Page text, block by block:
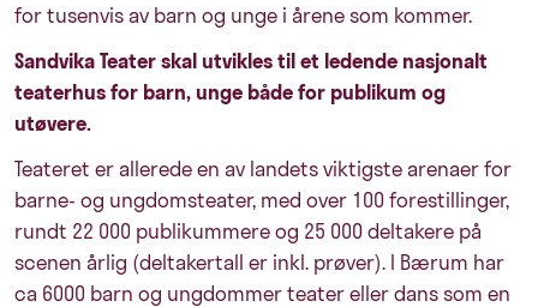
for tusenvis av barn og unge i årene som kommer.
Sandvika Teater skal utvikles til et ledende nasjonalt
teaterhus for barn, unge både for publikum og
utøvere.
Teateret er allerede en av landets viktigste arenaer for
barne- og ungdomsteater, med over 100 forestillinger,
rundt 22 000 publikummere og 25 000 deltakere på
scenen årlig (deltakertall er inkl. prøver). I Bærum har
ca 6000 barn og ungdommer teater eller dans som en